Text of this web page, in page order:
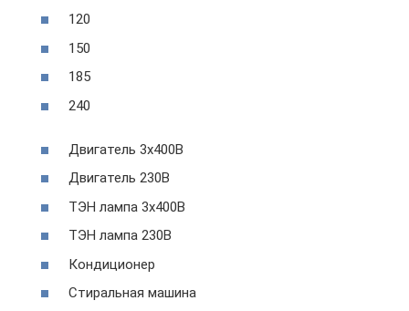
120
150
185
240
Двигатель 3х400В
Двигатель 230В
ТЭН лампа 3х400В
ТЭН лампа 230В
Кондиционер
Стиральная машина